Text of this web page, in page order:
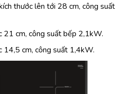
thước lên tới 28 cm, công suất
21 cm, công suất bếp 2,1kW.
14,5 cm, công suất 1,4kW.